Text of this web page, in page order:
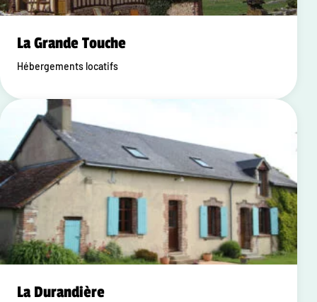
La Grande Touche
Hébergements locatifs
La Durandière